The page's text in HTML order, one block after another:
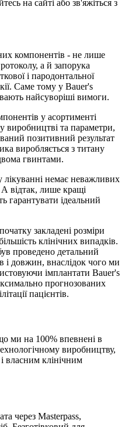
на сайті або зв'яжіться з
компонентів - не лише
а й запорука
і пародонтальної
Саме тому у Bauer's
найсуворіші вимоги.
у асортименті
виробництві та параметри,
позитивний результат
виробляється з титану
гвинтами.
лікуванні немає неважливих
А відтак, лише кращі
гарантувати ідеальний
закладені розміри
клінічних випадків.
проведено детальний
і довжин, внаслідок чого ми
імплантати Bauer's
прогнозованих
пацієнтів.
ми на 100% впевнені в
виробництву,
власним клінічним
через Masterpass,